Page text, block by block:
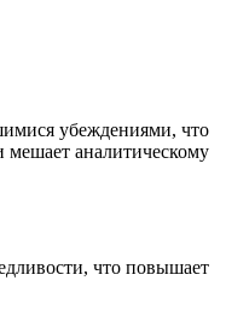
убеждениями, что
мешает аналитическому
что повышает